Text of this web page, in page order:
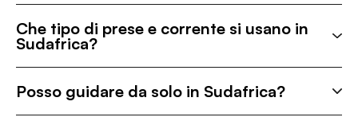
Che tipo di prese e corrente si usano in
Sudafrica?
Posso guidare da solo in Sudafrica?